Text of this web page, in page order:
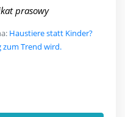
prasowy
Haustiere statt Kinder?
Trend wird.